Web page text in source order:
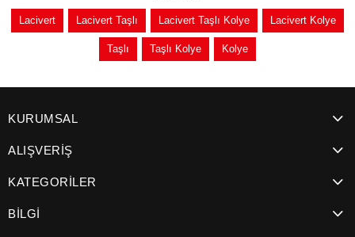
Lacivert Lacivert Taşlı Lacivert Taşlı Kolye Lacivert Kolye
Taşlı Taşlı Kolye Kolye
KURUMSAL
ALIŞVERİŞ
KATEGORİLER
BİLGİ